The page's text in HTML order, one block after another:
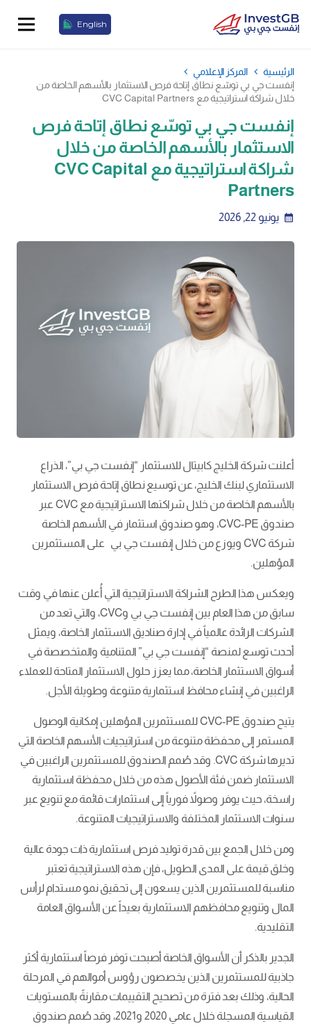
English
الرئيسية
المركز الإعلامي
إنفست جي بي توسّع نطاق إتاحة فرص الاستثمار بالأسهم الخاصة من
خلال شراكة استراتيجية مع CVC Capital Partners
إنفست جي بي توسّع نطاق إتاحة فرص
الاستثمار بالأسهم الخاصة من خلال
شراكة استراتيجية مع CVC Capital
Partners
calendar_month يونيو 22, 2026
أعلنت شركة الخليج كابيتال للاستثمار “إنفست جي بي”، الذراع
الاستثماري لبنك الخليج، عن توسيع نطاق إتاحة فرص الاستثمار
بالأسهم الخاصة من خلال شراكتها الاستراتيجية مع CVC عبر
صندوق CVC-PE، وهو صندوق استثمار في الأسهم الخاصة
شركة CVC ويوزع من خلال إنفست جي بي
على المستثمرين
المؤهلين.
ويعكس هذا الطرح الشراكة الاستراتيجية التي أُعلن عنها في وقت
سابق من هذا العام بين إنفست جي بي وCVC، والتي تعد من
الشركات الرائدة عالمياً في إدارة صناديق الاستثمار الخاصة، ويمثل
أحدث توسع لمنصة “إنفست جي بي” المتنامية والمتخصصة في
أسواق الاستثمار الخاصة، مما يعزز حلول الاستثمار المتاحة للعملاء
الراغبين في إنشاء محافظ استثمارية متنوعة وطويلة الأجل.
يتيح صندوق CVC-PE للمستثمرين المؤهلين إمكانية الوصول
المستمر إلى محفظة متنوعة من استراتيجيات الأسهم الخاصة التي
تديرها شركة CVC. وقد صُمم الصندوق للمستثمرين الراغبين في
الاستثمار ضمن فئة الأصول هذه من خلال محفظة استثمارية
راسخة، حيث يوفر وصولاً فورياً إلى استثمارات قائمة مع تنويع عبر
سنوات الاستثمار المختلفة والاستراتيجيات المتنوعة.
ومن خلال الجمع بين قدرة توليد فرص استثمارية ذات جودة عالية
وخلق قيمة على المدى الطويل، فإن هذه الاستراتيجية تعتبر
مناسبة للمستثمرين الذين يسعون إلى تحقيق نمو مستدام لرأس
المال وتنويع محافظهم الاستثمارية بعيداً عن الأسواق العامة
التقليدية.
الجدير بالذكر أن الأسواق الخاصة أصبحت توفر فرصاً استثمارية أكثر
جاذبية للمستثمرين الذين يخصصون رؤوس أموالهم في المرحلة
الحالية، وذلك بعد فترة من تصحيح التقييمات مقارنةً بالمستويات
القياسية المسجلة خلال عامي 2020 و2021، وقد صُمم صندوق